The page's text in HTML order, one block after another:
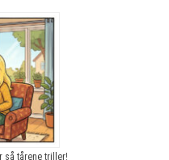
så tårene triller!